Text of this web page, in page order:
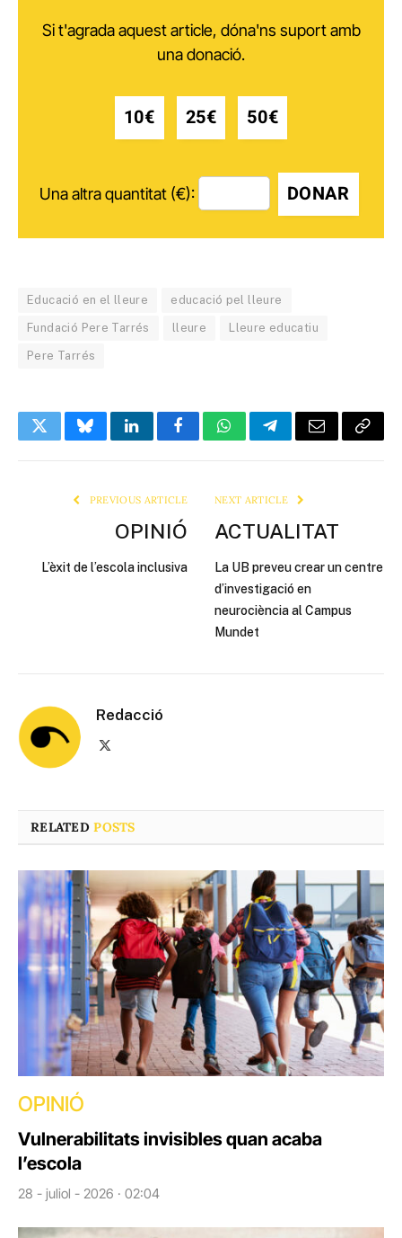
Si t'agrada aquest article, dóna'ns suport amb
una donació.
10€ 25€ 50€
Una altra quantitat (€): DONAR
Educació en el lleure educació pel lleure
Fundació Pere Tarrés lleure Lleure educatiu
Pere Tarrés
TwitterBlueskyLinkedInFacebookWhatsAppTelegramEmail Copy
PREVIOUS ARTICLE
OPINIÓ
L’èxit de l’escola inclusiva
NEXT ARTICLE
ACTUALITAT
La UB preveu crear un centre
d’investigació en
neurociència al Campus
Mundet
Redacció
RELATEDPOSTS
OPINIÓ
Vulnerabilitats invisibles quan acaba
l’escola
28 - juliol - 2026 · 02:04